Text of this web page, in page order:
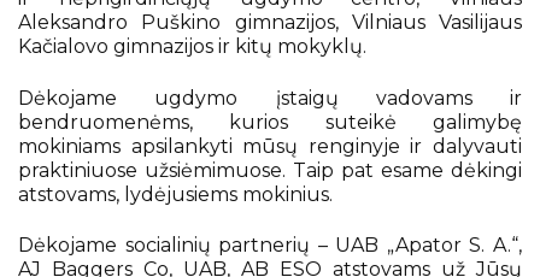
Aleksandro Puškino gimnazijos, Vilniaus Vasilijaus
Kačialovo gimnazijos ir kitų mokyklų.
Dėkojame ugdymo įstaigų vadovams ir
bendruomenėms, kurios suteikė galimybę
mokiniams apsilankyti mūsų renginyje ir dalyvauti
praktiniuose užsiėmimuose. Taip pat esame dėkingi
atstovams, lydėjusiems mokinius.
Dėkojame socialinių partnerių – UAB „Apator S. A.“,
AJ Baggers Co, UAB, AB ESO atstovams už Jūsų